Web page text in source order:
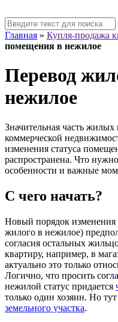
Главная » Купля-продажа
помещения в нежилое
Перевод
нежилое
Значительная часть
коммерческой
изменения статуса
распространена. Что
особенности и важные
С чего начать?
Новый порядок изменения
жилого в нежилое)
согласия остальных
квартиру, например, в
актуально это только
Логично, что просить
нежилой статус придается
только один хозяин. Но
земельного участка.